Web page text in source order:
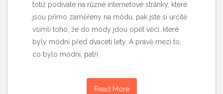
totiž podíváte na různé internetové stránky, které
jsou přímo zaměřeny na módu, pak jste si určitě
všimli toho, že do módy jdou opět věci, které
byly módní před dvaceti lety. A právě mezi to,
co bylo módní, patří
Read More